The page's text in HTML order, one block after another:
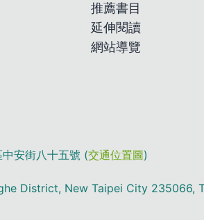
推薦書目
延伸閱讀
網站導覽
安街八十五號 (交通位置圖)
District, New Taipei City 235066,